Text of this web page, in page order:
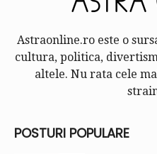
Astraonline.ro este o
cultura, politica,
altele. Nu rata cele
POSTURI POPULARE